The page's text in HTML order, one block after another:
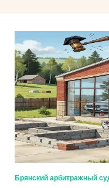
Брянский арбитражный